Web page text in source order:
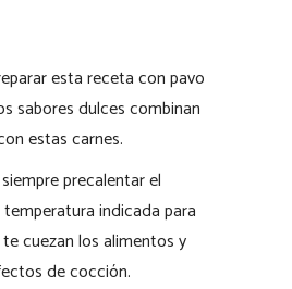
esta receta con pavo
sabores dulces combinan
estas carnes.
precalentar el
indicada para
cuezan los alimentos y
de cocción.